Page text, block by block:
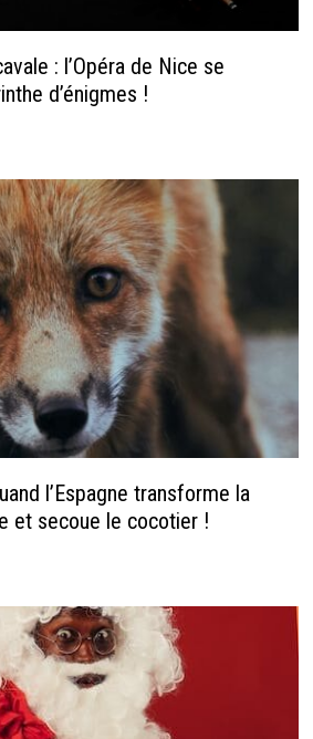
: l’Opéra de Nice se
d’énigmes !
l’Espagne transforme la
et secoue le cocotier !